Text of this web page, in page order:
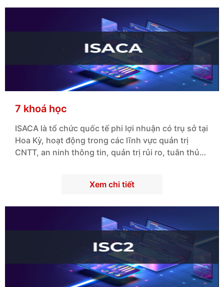
7 khoá học
ISACA là tổ chức quốc tế phi lợi nhuận có trụ sở tại
Hoa Kỳ, hoạt động trong các lĩnh vực quản trị
CNTT, an ninh thông tin, quản trị rủi ro, tuân thủ
Xem chi tiết